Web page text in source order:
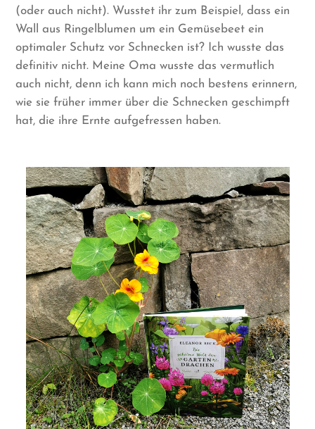
(oder auch nicht). Wusstet ihr zum Beispiel, dass ein
Wall aus Ringelblumen um ein Gemüsebeet ein
optimaler Schutz vor Schnecken ist? Ich wusste das
definitiv nicht. Meine Oma wusste das vermutlich
auch nicht, denn ich kann mich noch bestens erinnern,
wie sie früher immer über die Schnecken geschimpft
hat, die ihre Ernte aufgefressen haben.